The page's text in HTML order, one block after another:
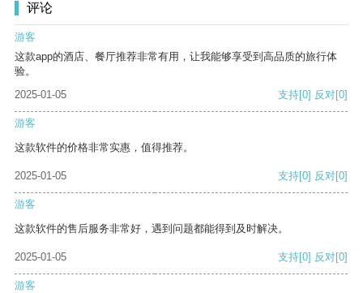
评论
游客
这款app的酒店、餐厅推荐非常有用，让我能够享受到高品质的旅行体
验。
2025-01-05
支持[0] 反对[0]
游客
这款软件的价格非常实惠，值得推荐。
2025-01-05 支持[0] 反对[0]
游客
这款软件的售后服务非常好，遇到问题都能得到及时解决。
2025-01-05 支持[0] 反对[0]
游客